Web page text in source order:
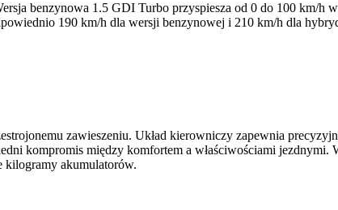
benzynowa 1.5 GDI Turbo przyspiesza od 0 do 100 km/h
190 km/h dla wersji benzynowej i 210 km/h dla
zawieszeniu. Układ kierowniczy zapewnia
kompromis między komfortem a właściwościami jezdnymi.
kilogramy akumulatorów.